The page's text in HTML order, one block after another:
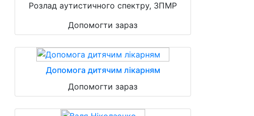
Розлад аутистичного спектру, ЗПМР
Допомогти зараз
Допомога дитячим лікарням
Допомогти зараз